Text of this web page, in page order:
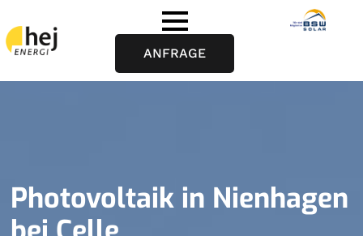
ANFRAGE
Photovoltaik in Nienhagen